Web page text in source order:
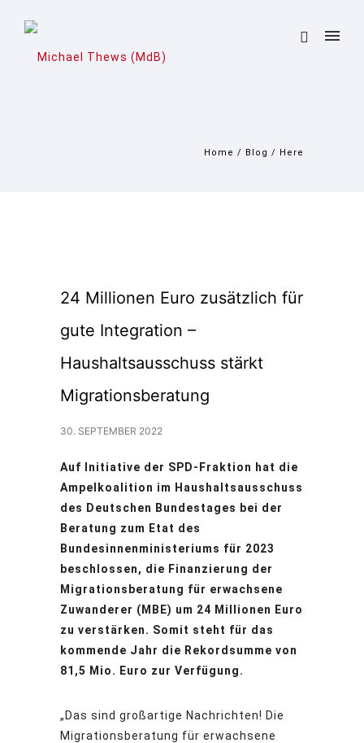
Home / Blog / Here
24 Millionen Euro zusätzlich für
gute Integration –
Haushaltsausschuss stärkt
Migrationsberatung
30. SEPTEMBER 2022
Auf Initiative der SPD-Fraktion hat die
Ampelkoalition im Haushaltsausschuss
des Deutschen Bundestages bei der
Beratung zum Etat des
Bundesinnenministeriums für 2023
beschlossen, die Finanzierung der
Migrationsberatung für erwachsene
Zuwanderer (MBE) um 24 Millionen Euro
zu verstärken. Somit steht für das
kommende Jahr die Rekordsumme von
81,5 Mio. Euro zur Verfügung.
„Das sind großartige Nachrichten! Die
Migrationsberatung für erwachsene